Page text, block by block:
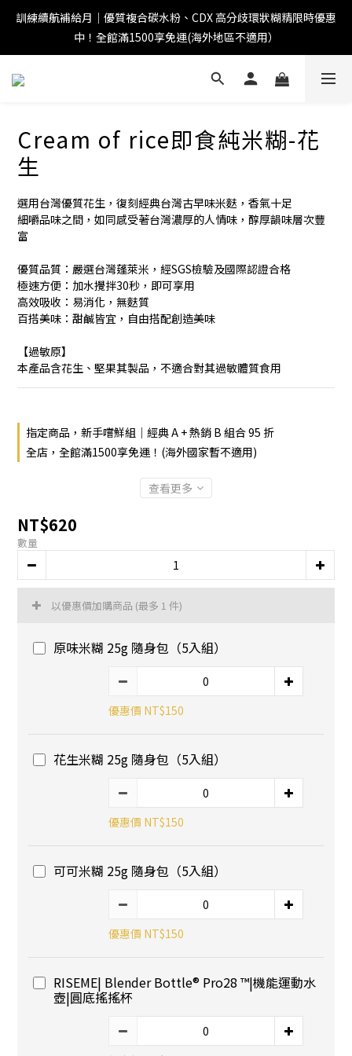
訓練續航補給月｜優質複合碳水粉、CDX 高分歧環狀糊精限時優惠
中！全館滿1500享免運(海外地區不適用）
Cream of rice即食純米糊-花
生
選用台灣優質花生，復刻經典台灣古早味米麩，香氣十足
細嚼品味之間，如同感受著台灣濃厚的人情味，醇厚韻味層次豐
富
優質品質：嚴選台灣蓬萊米，經SGS檢驗及國際認證合格
極速方便：加水攪拌30秒，即可享用
高效吸收：易消化，無麩質
百搭美味：甜鹹皆宜，自由搭配創造美味
【過敏原】
本產品含花生、堅果其製品，不適合對其過敏體質食用
指定商品，新手嚐鮮組｜經典 A + 熱銷 B 組合 95 折
全店，全館滿1500享免運！(海外國家暫不適用)
查看更多
NT$620
數量
以優惠價加購商品 (最多 1 件)
原味米糊 25g 隨身包（5入組）
優惠價 NT$150
花生米糊 25g 隨身包（5入組）
優惠價 NT$150
可可米糊 25g 隨身包（5入組）
優惠價 NT$150
RISEME| Blender Bottle® Pro28 ™|機能運動水
壺|圓底搖搖杯